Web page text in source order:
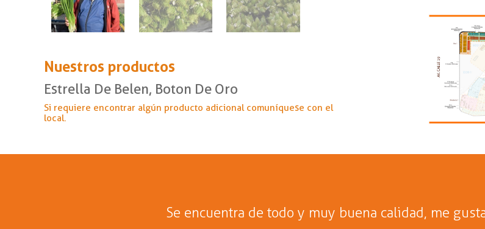
Nuestros productos
Estrella De Belen, Boton De Oro
Si requiere encontrar algún producto adicional comuníquese con el
local.